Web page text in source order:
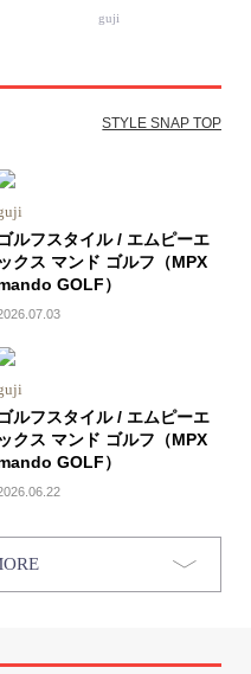
guji
STYLE SNAP TOP
ゴルフスタイル / エムピーエ
ックス マンド ゴルフ（MPX
GOLF）
ゴルフスタイル / エムピーエ
ックス マンド ゴルフ（MPX
GOLF）